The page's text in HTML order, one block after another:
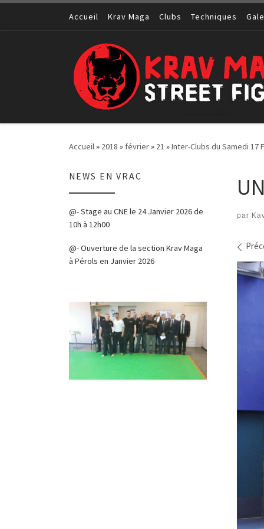
Passer au contenuAccueil Krav Maga Clubs Techniques
Accueil» 2018 » février» 21 »Inter-Clubs du Samedi 17
par
NEWS EN VRAC
@- Stage au CNE le 24 Janvier 2026 de
10h à 12h00
@- Ouverture de la section Krav Maga
à Pérols en Janvier 2026